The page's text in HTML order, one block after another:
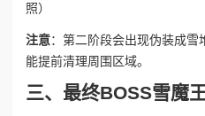
照）
注意：第二阶段会出现伪装成雪
能提前清理周围区域。
三、最终BOSS雪魔